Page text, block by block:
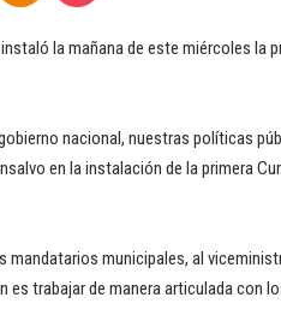
la mañana de este miércoles la
nacional, nuestras políticas
en la instalación de la primera
municipales, al
trabajar de manera articulada con